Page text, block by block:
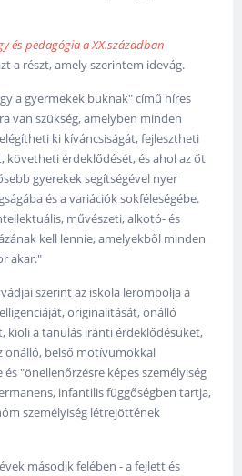
és pedagógia a XX.században
a részt, amely szerintem idevág.
a gyermekek buknak" című híres
van szükség, amelyben minden
ki kíváncsiságát, fejlesztheti
követheti érdeklődését, és ahol az őt
gyerekek segítségével nyer
és a variációk sokféleségébe.
művészeti, alkotó- és
kell lennie, amelyekből minden
akar."
szerint az iskola lerombolja a
originalitását, önálló
kiöli a tanulás iránti érdeklődésüket,
önálló, belső motívumokkal
"önellenőrzésre képes személyiség
infantilis függőségben tartja,
személyiség létrejöttének
második felében - a fejlett és